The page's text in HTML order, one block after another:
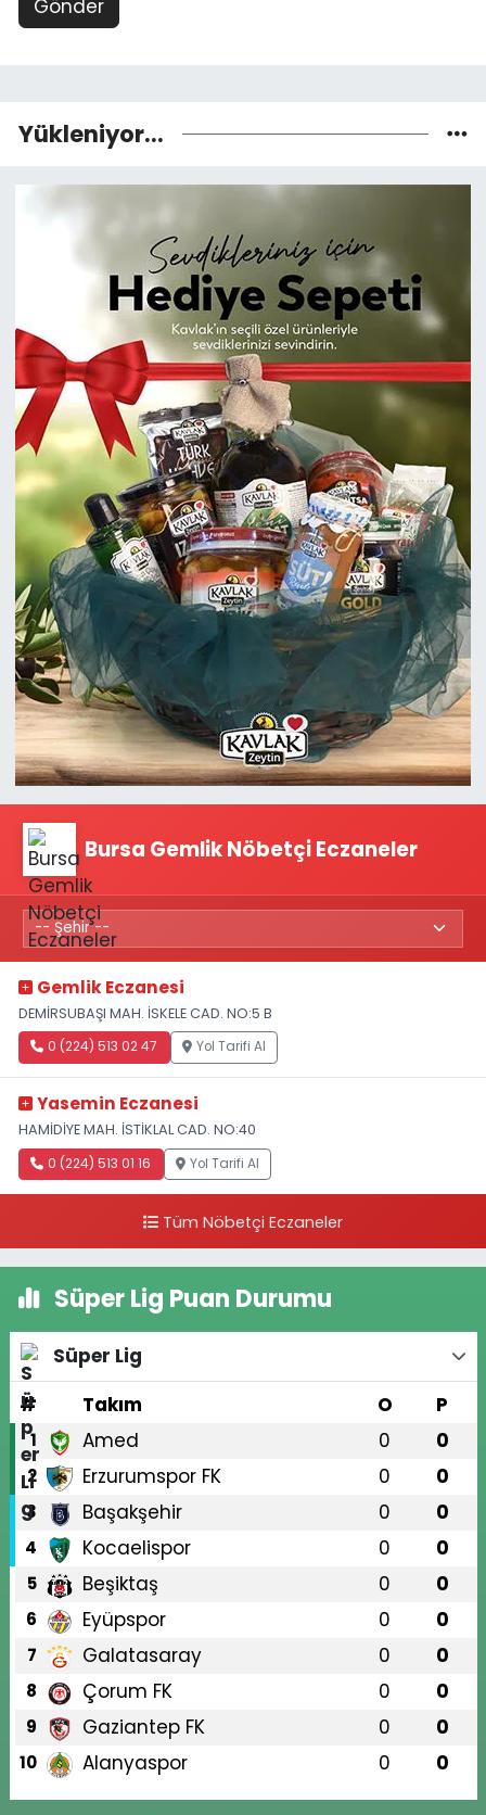
Gönder
Yükleniyor...
Bursa Gemlik Nöbetçi Eczaneler
Gemlik Eczanesi
DEMİRSUBAŞI MAH. İSKELE CAD. NO:5 B
0 (224) 513 02 47 Yol Tarifi Al
Yasemin Eczanesi
HAMİDİYE MAH. İSTİKLAL CAD. NO:40
0 (224) 513 01 16 Yol Tarifi Al
Tüm Nöbetçi Eczaneler
Süper Lig Puan Durumu
Süper Lig
#
Takım O P
1 Amed 0 0
2 Erzurumspor FK 0 0
3 Başakşehir 0 0
4 Kocaelispor 0 0
5 Beşiktaş 0 0
6 Eyüpspor 0 0
7 Galatasaray 0 0
8 Çorum FK 0 0
9 Gaziantep FK 0 0
10 Alanyaspor 0 0